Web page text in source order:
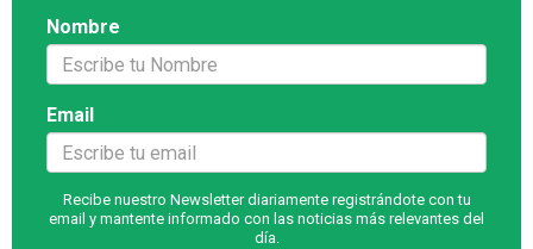
Nombre
Email
Recibe nuestro Newsletter diariamente registrándote con tu
email y mantente informado con las noticias más relevantes del
día.